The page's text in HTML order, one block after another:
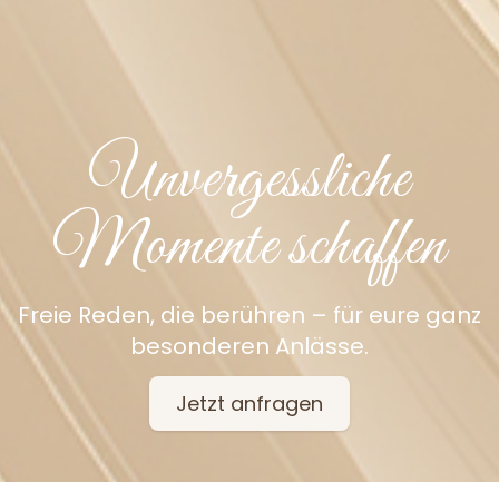
Unvergessliche
Momente schaffen
Freie Reden, die berühren – für eure ganz
besonderen Anlässe.
Jetzt anfragen